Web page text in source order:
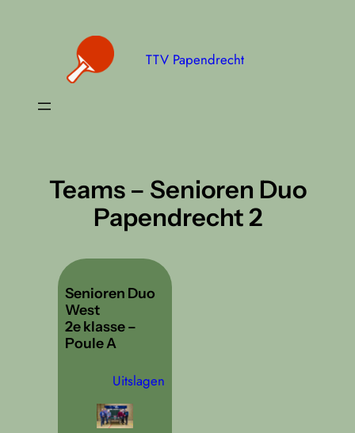
TTV Papendrecht
Teams – Senioren Duo
Papendrecht 2
Senioren Duo
West
2e klasse –
Poule A
Uitslagen